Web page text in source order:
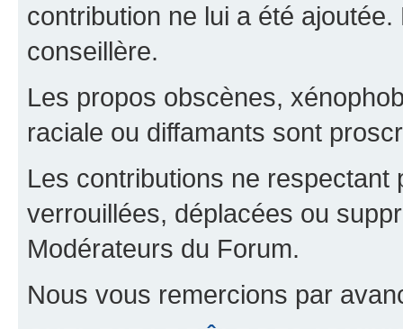
contribution ne lui a été
conseillère.
Les propos obscènes,
raciale ou diffamants sont
Les contributions ne
verrouillées, déplacées ou
Modérateurs du Forum.
Nous vous remercions par